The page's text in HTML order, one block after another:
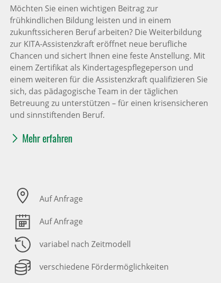
Möchten Sie einen wichtigen Beitrag zur
frühkindlichen Bildung leisten und in einem
zukunftssicheren Beruf arbeiten? Die Weiterbildung
zur KITA-Assistenzkraft eröffnet neue berufliche
Chancen und sichert Ihnen eine feste Anstellung. Mit
einem Zertifikat als Kindertagespflegeperson und
einem weiteren für die Assistenzkraft qualifizieren Sie
sich, das pädagogische Team in der täglichen
Betreuung zu unterstützen – für einen krisensicheren
und sinnstiftenden Beruf.
Mehr erfahren
Auf Anfrage
Auf Anfrage
variabel nach Zeitmodell
verschiedene Fördermöglichkeiten